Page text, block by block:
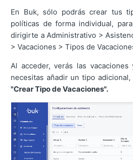
En Buk, sólo podrás crear tus
políticas de forma individual,
dirigirte aAdministrativo >
> Vacaciones > Tipos de
Al acceder, verás las vacaciones
necesitas añadir un tipo
"Crear Tipo de Vacaciones".